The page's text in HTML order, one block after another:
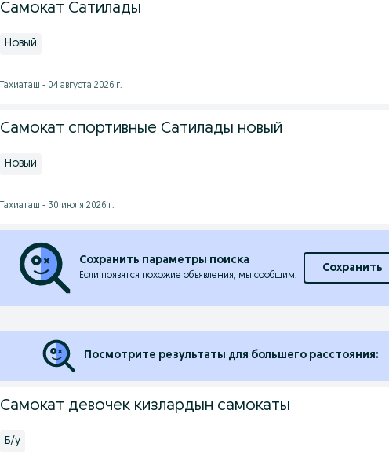
Самокат Сатилады
Новый
Тахиаташ - 04 августа 2026 г.
Самокат спортивные Сатилады новый
Новый
Тахиаташ - 30 июля 2026 г.
Сохранить параметры поиска
Если появятся похожие объявления, мы сообщим.
Сохранить
Посмотрите результаты для большего расстояния:
Самокат девочек кизлардын самокаты
Б/у